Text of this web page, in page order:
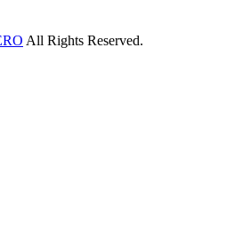
All Rights Reserved.